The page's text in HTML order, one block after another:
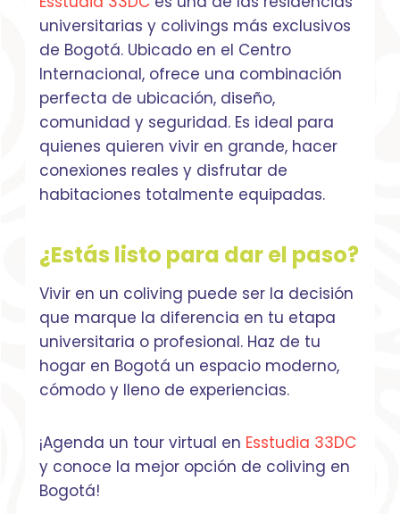
universitarias y colivings más exclusivos
de Bogotá. Ubicado en el Centro
Internacional, ofrece una combinación
perfecta de ubicación, diseño,
comunidad y seguridad. Es ideal para
quienes quieren vivir en grande, hacer
conexiones reales y disfrutar de
habitaciones totalmente equipadas.
¿Estás listo para dar el paso?
Vivir en un coliving puede ser la decisión
que marque la diferencia en tu etapa
universitaria o profesional. Haz de tu
hogar en Bogotá un espacio moderno,
cómodo y lleno de experiencias.
¡Agenda un tour virtual en Esstudia 33DC
y conoce la mejor opción de coliving en
Bogotá!